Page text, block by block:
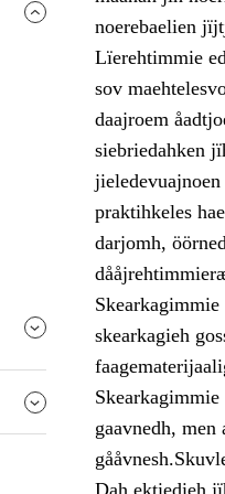
noerebaelien
Lïerehtimmie
sov
daajroem
siebriedahken
praktihkeles
darjomh,
skearkagieh
gaavnedh, men